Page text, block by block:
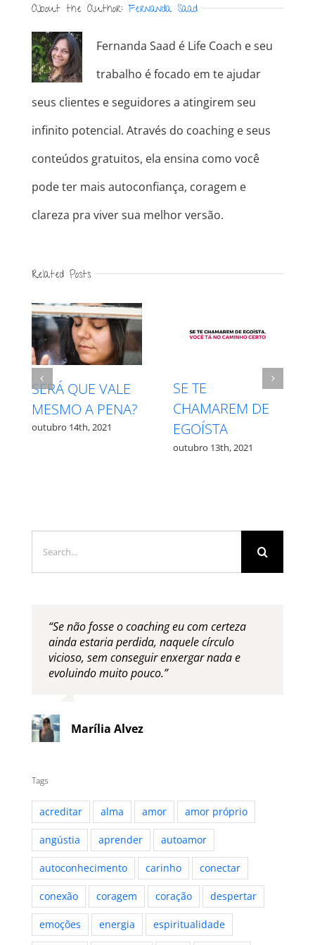
About the Author: Fernanda Saad
Fernanda Saad é Life Coach e seu
trabalho é focado em te ajudar
seus clientes e seguidores a atingirem seu
infinito potencial. Através do coaching e seus
conteúdos gratuitos, ela ensina como você
pode ter mais autoconfiança, coragem e
clareza pra viver sua melhor versão.
Related Posts
INTUIÇÃO X
MEDO – QUAL É
QUAL?
RESPEITE SEU
PROCESSO
outubro 27th, 2021
for:
“Se não fosse o coaching eu com certeza
ainda estaria perdida, naquele círculo
vicioso, sem conseguir enxergar nada e
evoluindo muito pouco.”
Marília Alvez
Tags
acreditar alma amor amor próprio
angústia aprender autoamor
autoconhecimento carinho conectar
conexão coragem coração despertar
emoções energia espiritualidade